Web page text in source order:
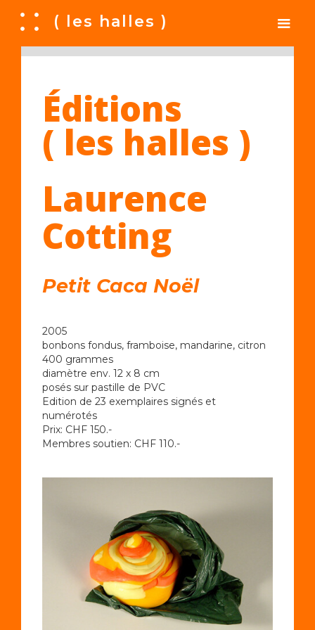
A ( les halles )
Éditions
( les halles )
Laurence
Cotting
Petit Caca Noël
2005
bonbons fondus, framboise, mandarine, citron
400 grammes
diamètre env. 12 x 8 cm
posés sur pastille de PVC
Edition de 23 exemplaires signés et
numérotés
Prix: CHF 150.-
Membres soutien: CHF 110.-